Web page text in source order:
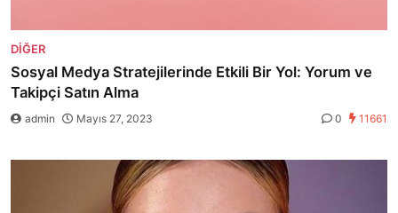
DIĞER
Sosyal Medya Stratejilerinde Etkili Bir Yol: Yorum ve
Takipçi Satın Alma
admin Mayıs 27, 2023 0 11661